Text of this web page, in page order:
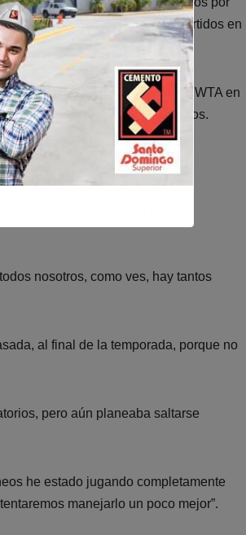
un buen nivel. Poder ganar partidos en
lugar en las Finales de la WTA en
de los Sexos contra Nick Kyrgios.
podría intentar modificar su
nosotros, como ves, hay tantos
al final de la temporada, porque no
pero aún planeaba saltarse
he estado jugando completamente
manejarlo un poco mejor”.